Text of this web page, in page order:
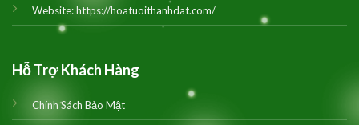
Website:https://hoatuoithanhdat.com/
Hỗ Trợ Khách Hàng
Chính Sách Bảo Mật